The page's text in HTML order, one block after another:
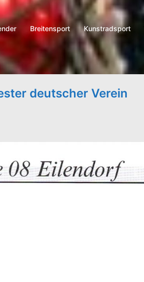
Breitensport Kunstradsport
deutscher Verein